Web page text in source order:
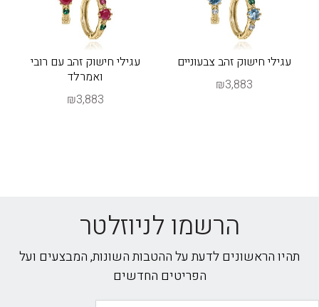
עגילי חישוק זהב צבעוניים
₪3,883
עגילי חישוק זהב עם רובי
ואמרלד
₪3,883
הרשמו לניוזלטר
תהיו הראשונים לדעת על ההטבות השונות, המבצעים ועל
הפריטים החדשים